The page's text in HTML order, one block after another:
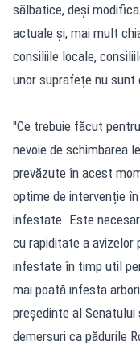
sălbatice, deși
actuale și, mai mult
consiliile locale,
unor suprafețe nu sunt
''Ce trebuie făcut
nevoie de schimbarea
prevăzute în acest
optime de intervenție
infestate. Este
cu rapiditate a avizelor
infestate în timp util
mai poată infesta
președinte al Senatului
demersuri ca pădurile